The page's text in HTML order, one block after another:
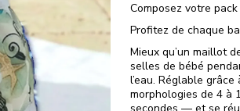
Composez votre
Profitez de chaque
Mieux qu’un maillot
selles de bébé
l’eau. Réglable
morphologies de 4 à